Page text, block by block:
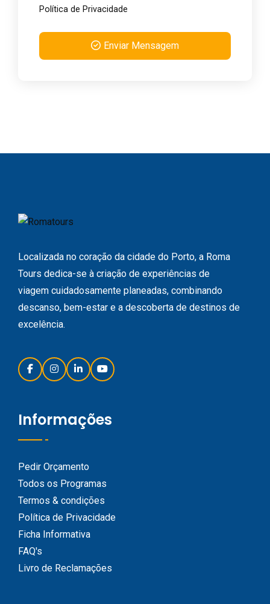
Política de Privacidade
Enviar Mensagem
Localizada no coração da cidade do Porto, a Roma
Tours dedica-se à criação de experiências de
viagem cuidadosamente planeadas, combinando
descanso, bem-estar e a descoberta de destinos de
excelência.
Informações
Pedir Orçamento
Todos os Programas
Termos & condições
Política de Privacidade
Ficha Informativa
FAQ's
Livro de Reclamações